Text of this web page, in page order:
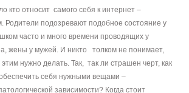
кто относит самого себя к интернет –
Родители подозревают подобное состояние у
часто и много времени проводящих у
жены у мужей. И никто толком не понимает,
нужно делать. Так, так ли страшен черт, как
себя нужными вещами –
зависимости? Когда стоит